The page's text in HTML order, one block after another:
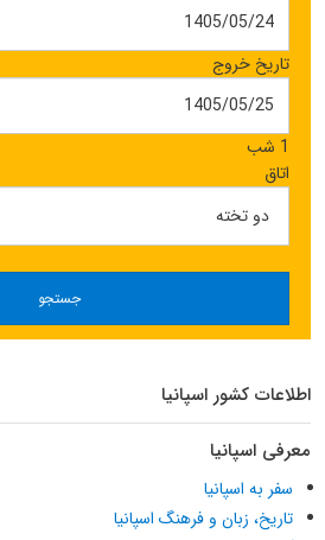
تاریخ خروج
1 شب
اتاق
جستجو
اطلاعات کشور اسپانیا
معرفی اسپانیا
سفر به اسپانیا
تاریخ، زبان و فرهنگ اسپانیا